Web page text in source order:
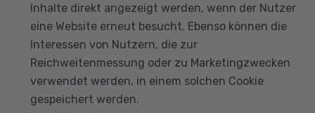
Inhalte direkt angezeigt werden, wenn der Nutzer
eine Website erneut besucht. Ebenso können die
Interessen von Nutzern, die zur
Reichweitenmessung oder zu Marketingzwecken
verwendet werden, in einem solchen Cookie
gespeichert werden.